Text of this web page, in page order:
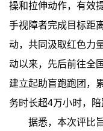
操和拉伸动作，有效
手视障者完成目标距
动，共同汲取红色力
动以来，先后前往全
建立起助盲跑跑团，
务时长超4万小时，陪
据悉，本次评比